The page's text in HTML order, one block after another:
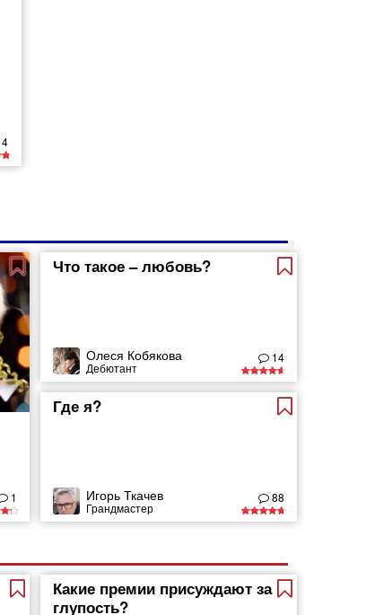
4
1
Что такое – любовь?
Олеся Кобякова
Дебютант
14
Где я?
Игорь Ткачев
Грандмастер
88
Какие премии присуждают за
глупость?